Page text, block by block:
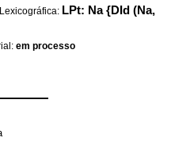
LPt: Na {DId (Na,
em processo